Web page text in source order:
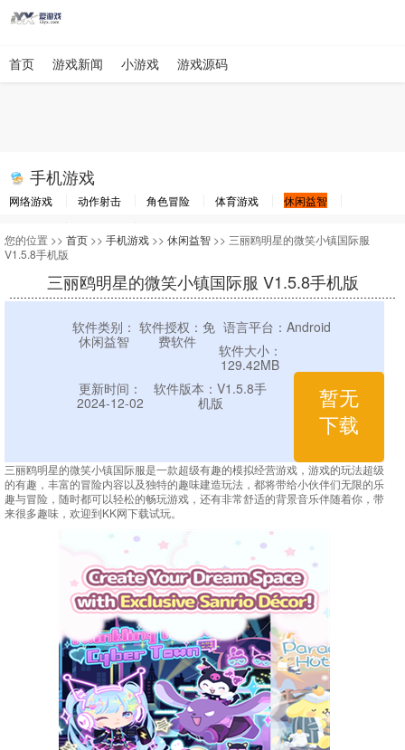
首页 游戏新闻 小游戏 游戏源码
手机游戏
网络游戏 动作射击 角色冒险 体育游戏
休闲益智
您的位置 >> 首页 >> 手机游戏 >> 休闲益智 >> 三丽鸥明星的微笑小镇国际服
V1.5.8手机版
三丽鸥明星的微笑小镇国际服 V1.5.8手机版
软件类别：
休闲益智
软件授权：免
费软件
语言平台：Android
软件大小：
129.42MB
更新时间：
2024-12-02
软件版本：V1.5.8手
机版
暂无
下载
三丽鸥明星的微笑小镇国际服是一款超级有趣的模拟经营游戏，游戏的玩法超级
的有趣，丰富的冒险内容以及独特的趣味建造玩法，都将带给小伙伴们无限的乐
趣与冒险，随时都可以轻松的畅玩游戏，还有非常舒适的背景音乐伴随着你，带
来很多趣味，欢迎到KK网下载试玩。